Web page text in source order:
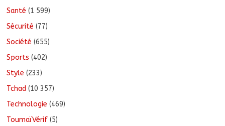
Santé (1 599)
Sécurité (77)
Société (655)
Sports (402)
Style (233)
Tchad (10 357)
Technologie (469)
ToumaïVérif (5)